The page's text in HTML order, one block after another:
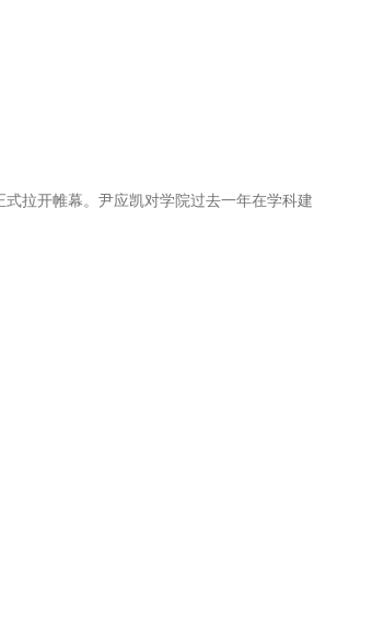
拉开帷幕。尹应凯对学院过去一年在学科建